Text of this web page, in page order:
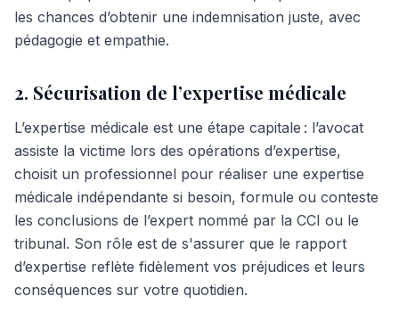
les chances d’obtenir une indemnisation juste, avec
pédagogie et empathie.
2. Sécurisation de l’expertise médicale
L’expertise médicale est une étape capitale : l’avocat
assiste la victime lors des opérations d’expertise,
choisit un professionnel pour réaliser une expertise
médicale indépendante si besoin, formule ou conteste
les conclusions de l’expert nommé par la CCI ou le
tribunal. Son rôle est de s'assurer que le rapport
d’expertise reflète fidèlement vos préjudices et leurs
conséquences sur votre quotidien.